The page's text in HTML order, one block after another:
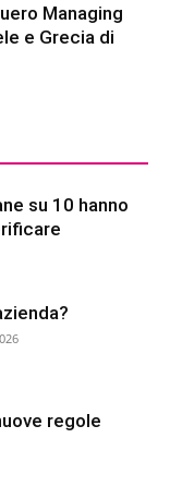
Managing
e Grecia di
su 10 hanno
regole